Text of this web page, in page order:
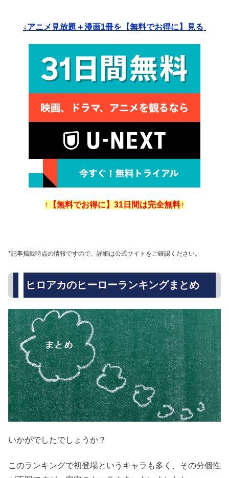
↓アニメ見放題＋漫画1冊を【無料でお得に】見る
↑【無料でお得に】31日間は完全無料↑
*記事掲載時点の情報ですので、詳細は公式サイトをご確認ください。
ヒロアカのヒーローランキングまとめ
いかがでしたでしょうか？
このランキングで初登場というキャラも多く、その分個性